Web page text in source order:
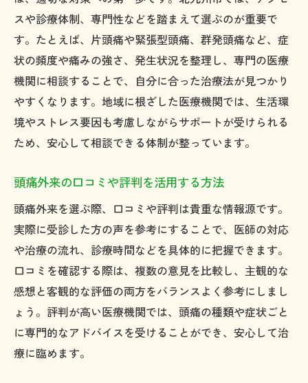
スや診療体制、専門性などを踏まえて選ぶのが重要で
す。たとえば、片頭痛や緊張型頭痛、群発頭痛など、症
状の頻度や痛みの強さ、発生状況を整理し、専門の医療
機関に相談することで、自分に合った治療法が見つかり
やすくなります。地域に根ざした医療機関では、生活環
境やストレス要因も考慮しながらサポートが受けられる
ため、安心して相談できる体制が整っています。
頭痛外来の口コミや評判を活用する方法
頭痛外来を選ぶ際、口コミや評判は貴重な情報源です。
実際に受診した方の声を参考にすることで、医師の対応
や治療の流れ、診療時間などを具体的に把握できます。
口コミを確認する際は、複数の意見を比較し、主観的な
感想と客観的な評価の両方をバランスよく参考にしまし
ょう。評判が高い医療機関では、頭痛の種類や症状ごと
に専門的なアドバイスを受けることができ、安心して治
療に臨めます。